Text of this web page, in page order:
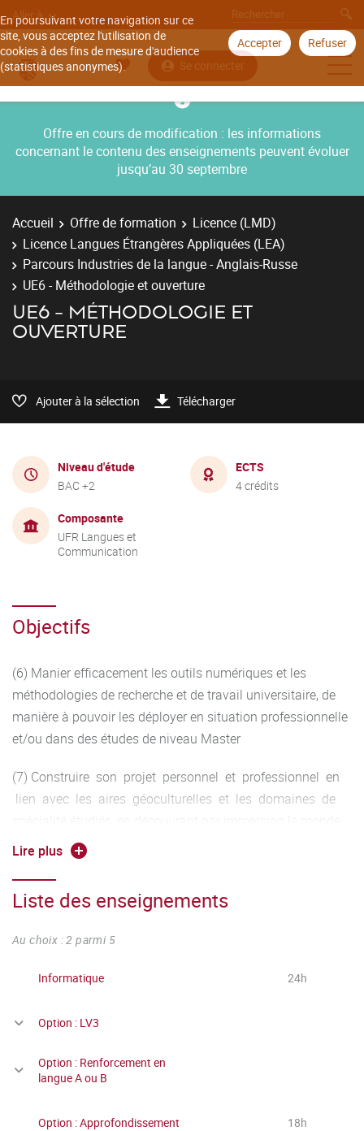
En poursuivant votre navigation sur ce
site, vous acceptez l'utilisation de
cookies à des fins de mesure d'audience
(statistiques anonymes).
Accepter Refuser
Aller à
Se connecter
Offre en cours de modification : les informations
concernant le contenu des enseignements peuvent évoluer
jusqu’au 30 septembre
Accueil Offre de formation
Licence (LMD)
Licence Langues Étrangères Appliquées (LEA)
Parcours Industries de la langue - Anglais-Russe
UE6 - Méthodologie et ouverture
UE6 - MÉTHODOLOGIE ET
OUVERTURE
Ajouter à la sélection Télécharger
Niveau d'étude
BAC +2
ECTS
4 crédits
Composante
UFR Langues et
Communication
Objectifs
(6) Manier efficacement les outils numériques et les
méthodologies de recherche et de travail universitaire, de
manière à pouvoir les déployer en situation professionnelle
et/ou dans des études de niveau Master
(7) Construire son projet personnel et professionnel en
lien avec les aires géoculturelles et les domaines de
de l’entreprise.
Lire plus
Liste des enseignements
Au choix : 2 parmi 5
Informatique 24h
Option : LV3
Option : Renforcement en
langue A ou B
Option : Approfondissement 18h